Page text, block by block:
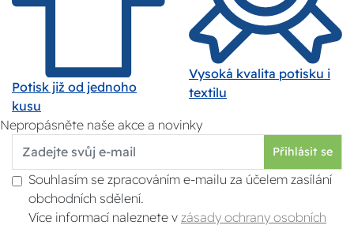
Potisk již od jednoho
kusu
Vysoká kvalita potisku i
textilu
Nepropásněte naše akce a novinky
Přihlásit se
Souhlasím se zpracováním e-mailu za účelem zasílání
obchodních sdělení.
Více informací naleznete v zásady ochrany osobních